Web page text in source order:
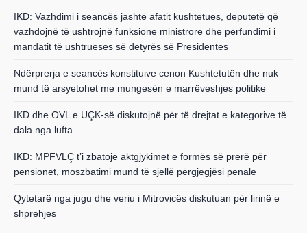
IKD: Vazhdimi i seancës jashtë afatit kushtetues, deputetë që
vazhdojnë të ushtrojnë funksione ministrore dhe përfundimi i
mandatit të ushtrueses së detyrës së Presidentes
Ndërprerja e seancës konstituive cenon Kushtetutën dhe nuk
mund të arsyetohet me mungesën e marrëveshjes politike
IKD dhe OVL e UÇK-së diskutojnë për të drejtat e kategorive të
dala nga lufta
IKD: MPFVLÇ t’i zbatojë aktgjykimet e formës së prerë për
pensionet, moszbatimi mund të sjellë përgjegjësi penale
Qytetarë nga jugu dhe veriu i Mitrovicës diskutuan për lirinë e
shprehjes